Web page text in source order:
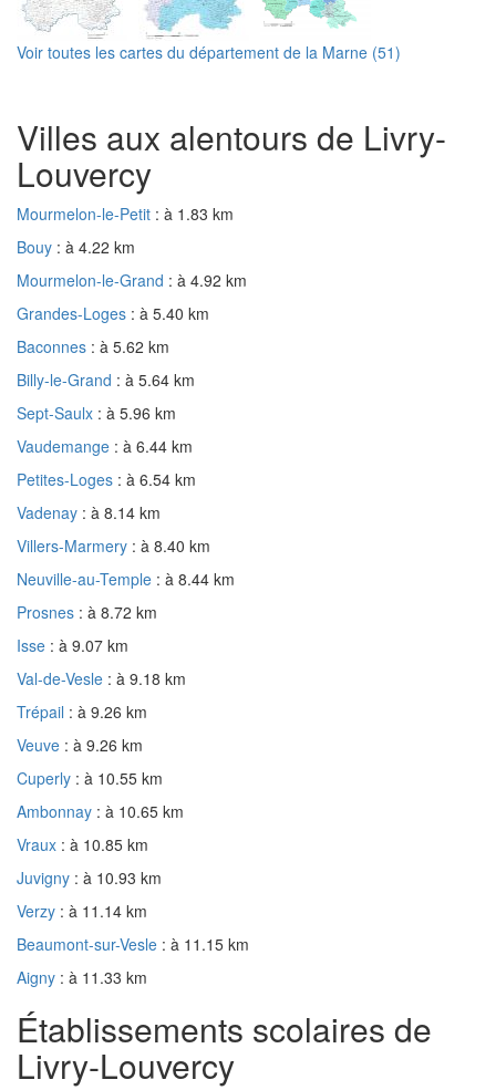
Voir toutes les cartes du département de la Marne (51)
Villes aux alentours de Livry-
Louvercy
Mourmelon-le-Petit : à 1.83 km
Bouy : à 4.22 km
Mourmelon-le-Grand : à 4.92 km
Grandes-Loges : à 5.40 km
Baconnes : à 5.62 km
Billy-le-Grand : à 5.64 km
Sept-Saulx : à 5.96 km
Vaudemange : à 6.44 km
Petites-Loges : à 6.54 km
Vadenay : à 8.14 km
Villers-Marmery : à 8.40 km
Neuville-au-Temple : à 8.44 km
Prosnes : à 8.72 km
Isse : à 9.07 km
Val-de-Vesle : à 9.18 km
Trépail : à 9.26 km
Veuve : à 9.26 km
Cuperly : à 10.55 km
Ambonnay : à 10.65 km
Vraux : à 10.85 km
Juvigny : à 10.93 km
Verzy : à 11.14 km
Beaumont-sur-Vesle : à 11.15 km
Aigny : à 11.33 km
Établissements scolaires de
Livry-Louvercy